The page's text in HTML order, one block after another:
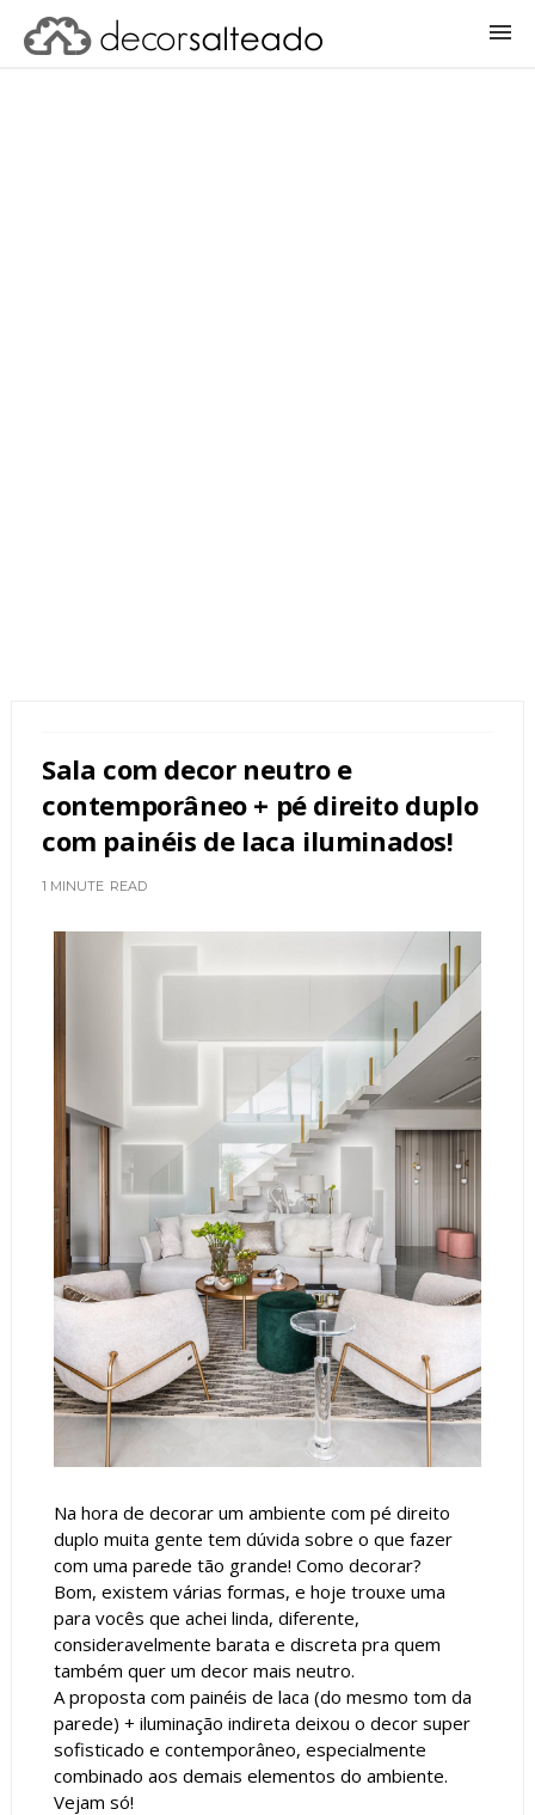
Sala com decor neutro e
contemporâneo + pé direito duplo
com painéis de laca iluminados!
1 MINUTE READ
Na hora de decorar um ambiente com pé direito
duplo muita gente tem dúvida sobre o que fazer
com uma parede tão grande! Como decorar?
Bom, existem várias formas, e hoje trouxe uma
para vocês que achei linda, diferente,
consideravelmente barata e discreta pra quem
também quer um decor mais neutro.
A proposta com painéis de laca (do mesmo tom da
parede) + iluminação indireta deixou o decor super
sofisticado e contemporâneo, especialmente
combinado aos demais elementos do ambiente.
Vejam só!